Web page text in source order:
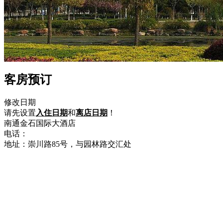
客房预订
修改日期
请先设置 入住日期和离店日期 ！
南通金石国际大酒店
电话：
地址：崇川路85号，与园林路交汇处